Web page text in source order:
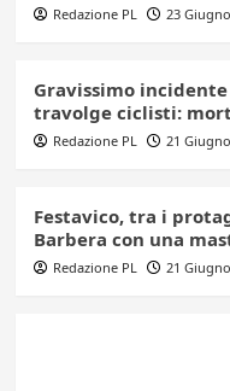
Redazione PL 23
Gravissimo
travolge ciclisti:
Redazione PL 21
Festavico, tra i
Barbera con una
Redazione PL 21